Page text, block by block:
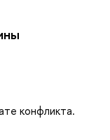
конфликта.